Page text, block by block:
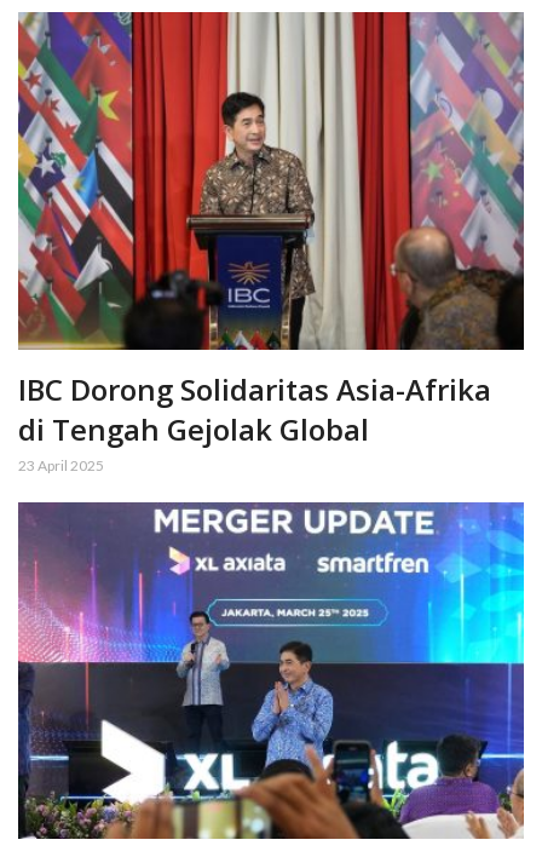
IBC Dorong Solidaritas Asia-Afrika
di Tengah Gejolak Global
23 April 2025